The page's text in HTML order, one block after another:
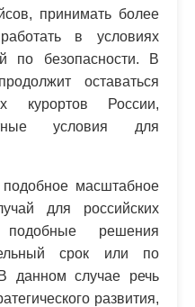
принимать более
в условиях
по безопасности. В
оставаться
курортов России,
условия для
подобное масштабное
для российских
решения
срок или по
данном случае речь
развития,